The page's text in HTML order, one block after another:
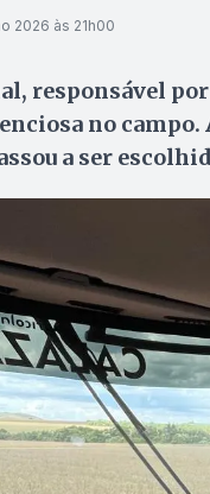
2026 às 21h00
responsável
no
a ser